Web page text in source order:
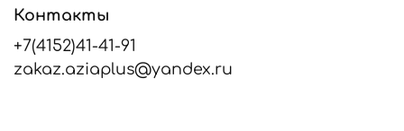
Контакты
+7(4152)41-41-91
zakaz.aziaplus@yandex.ru